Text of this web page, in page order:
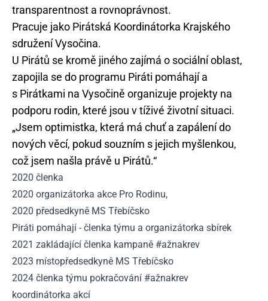
transparentnost a rovnoprávnost.
Pracuje jako Pirátská Koordinátorka Krajského
sdružení Vysočina.
U Pirátů se kromě jiného zajímá o sociální oblast,
zapojila se do programu Piráti pomáhají a
s Pirátkami na Vysočině organizuje projekty na
podporu rodin, které jsou v tíživé životní situaci.
„Jsem optimistka, která má chuť a zapálení do
nových věcí, pokud souzním s jejich myšlenkou,
což jsem našla právě u Pirátů.“
2020 členka
2020 organizátorka akce Pro Rodinu,
2020 předsedkyně MS Třebíčsko
Piráti pomáhají - členka týmu a organizátorka sbírek
2021 zakládající členka kampaně #ažnakrev
2023 místopředsedkyně MS Třebíčsko
2024 členka týmu pokračování #ažnakrev
koordinátorka akcí